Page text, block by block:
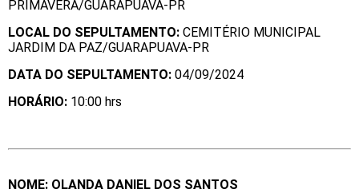
PRIMAVERA/GUARAPUAVA-PR
LOCAL DO SEPULTAMENTO: CEMITÉRIO MUNICIPAL
JARDIM DA PAZ/GUARAPUAVA-PR
DATA DO SEPULTAMENTO: 04/09/2024
HORÁRIO: 10:00 hrs
NOME: OLANDA DANIEL DOS SANTOS